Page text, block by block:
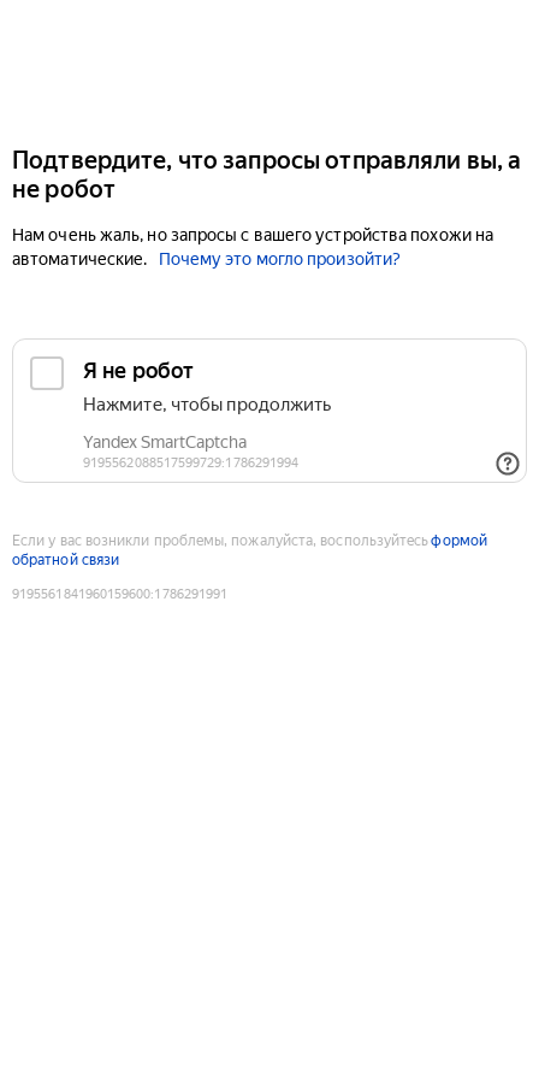
Подтвердите, что запросы отправляли вы, а
не робот
Нам очень жаль, но запросы с вашего устройства похожи на
автоматические.
Почему это могло произойти?
Если у вас возникли проблемы, пожалуйста, воспользуйтесьформой
обратной связи
9195561841960159600:1786291991